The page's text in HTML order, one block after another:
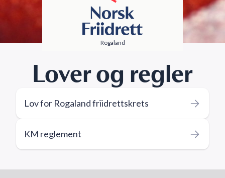
Rogaland
Lover og regler
Lov for Rogaland friidrettskrets
KM reglement